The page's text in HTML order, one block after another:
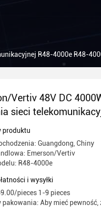
R48-4000e R48-
Vertiv 48V DC
sieci
produktu
Guangdong, Chiny
Emerson/Vertiv
R48-4000e
i wysyłki
pieces 1-9 pieces
pakowania: Aby mieć pewność,